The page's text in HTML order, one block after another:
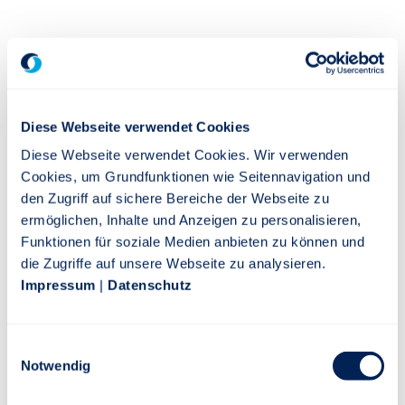
Diese Webseite verwendet Cookies
Diese Webseite verwendet Cookies. Wir verwenden
Cookies, um Grundfunktionen wie Seitennavigation und
den Zugriff auf sichere Bereiche der Webseite zu
ermöglichen, Inhalte und Anzeigen zu personalisieren,
Funktionen für soziale Medien anbieten zu können und
die Zugriffe auf unsere Webseite zu analysieren.
Impressum | Datenschutz
Notwendig
* Musterfall: Tarif 73oG, 30 Jahre Laufzeit, 80% Beitragsgarantie,
laufende Beitragszahlung. Gilt für Schicht 1 und 3.
Beitragsgarantie von 80 % oder 100 % vereinbart werden. Eine
Änderung der gewählten Beitragsgarantie während der
Vertragslaufzeit ist nicht möglich. In der RiesterRente kann
ausschließlich eine Beitragsgarantie von 100% vereinbart
werden.
Sie möchten Ihre Anlage selbst managen? Im Stuttgarter
Fondsuniversumstehen Ihnen eine Vielzahl an Fonds aus